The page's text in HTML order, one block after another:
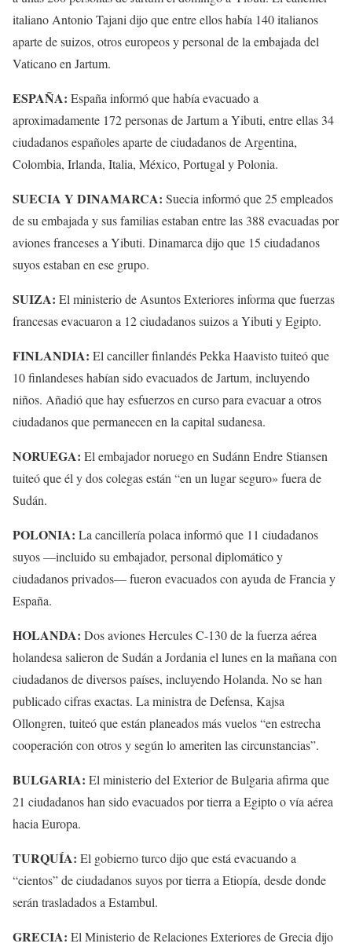
italiano Antonio Tajani dijo que entre ellos había 140 italianos
aparte de suizos, otros europeos y personal de la embajada del
Vaticano en Jartum.
ESPAÑA: España informó que había evacuado a
aproximadamente 172 personas de Jartum a Yibuti, entre ellas 34
ciudadanos españoles aparte de ciudadanos de Argentina,
Colombia, Irlanda, Italia, México, Portugal y Polonia.
SUECIA Y DINAMARCA: Suecia informó que 25 empleados
de su embajada y sus familias estaban entre las 388 evacuadas por
aviones franceses a Yibuti. Dinamarca dijo que 15 ciudadanos
suyos estaban en ese grupo.
SUIZA: El ministerio de Asuntos Exteriores informa que fuerzas
francesas evacuaron a 12 ciudadanos suizos a Yibuti y Egipto.
FINLANDIA: El canciller finlandés Pekka Haavisto tuiteó que
10 finlandeses habían sido evacuados de Jartum, incluyendo
niños. Añadió que hay esfuerzos en curso para evacuar a otros
ciudadanos que permanecen en la capital sudanesa.
NORUEGA: El embajador noruego en Sudánn Endre Stiansen
tuiteó que él y dos colegas están “en un lugar seguro» fuera de
Sudán.
POLONIA: La cancillería polaca informó que 11 ciudadanos
suyos —incluido su embajador, personal diplomático y
ciudadanos privados— fueron evacuados con ayuda de Francia y
España.
HOLANDA: Dos aviones Hercules C-130 de la fuerza aérea
holandesa salieron de Sudán a Jordania el lunes en la mañana con
ciudadanos de diversos países, incluyendo Holanda. No se han
publicado cifras exactas. La ministra de Defensa, Kajsa
Ollongren, tuiteó que están planeados más vuelos “en estrecha
cooperación con otros y según lo ameriten las circunstancias”.
BULGARIA: El ministerio del Exterior de Bulgaria afirma que
21 ciudadanos han sido evacuados por tierra a Egipto o vía aérea
hacia Europa.
TURQUÍA: El gobierno turco dijo que está evacuando a
“cientos” de ciudadanos suyos por tierra a Etiopía, desde donde
serán trasladados a Estambul.
GRECIA: El Ministerio de Relaciones Exteriores de Grecia dijo